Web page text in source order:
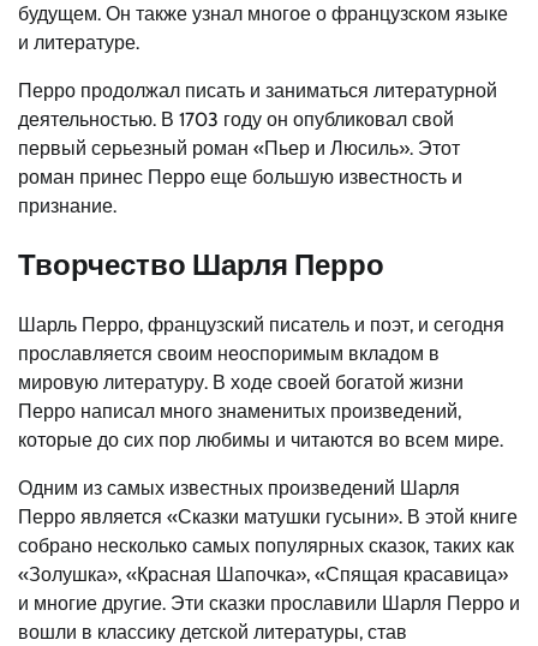
будущем. Он также узнал многое о французском языке
и литературе.
Перро продолжал писать и заниматься литературной
деятельностью. В 1703 году он опубликовал свой
первый серьезный роман «Пьер и Люсиль». Этот
роман принес Перро еще большую известность и
признание.
Творчество Шарля Перро
Шарль Перро, французский писатель и поэт, и сегодня
прославляется своим неоспоримым вкладом в
мировую литературу. В ходе своей богатой жизни
Перро написал много знаменитых произведений,
которые до сих пор любимы и читаются во всем мире.
Одним из самых известных произведений Шарля
Перро является «Сказки матушки гусыни». В этой книге
собрано несколько самых популярных сказок, таких как
«Золушка», «Красная Шапочка», «Спящая красавица»
и многие другие. Эти сказки прославили Шарля Перро и
вошли в классику детской литературы, став